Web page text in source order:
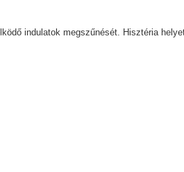
indulatok megszűnését. Hisztéria